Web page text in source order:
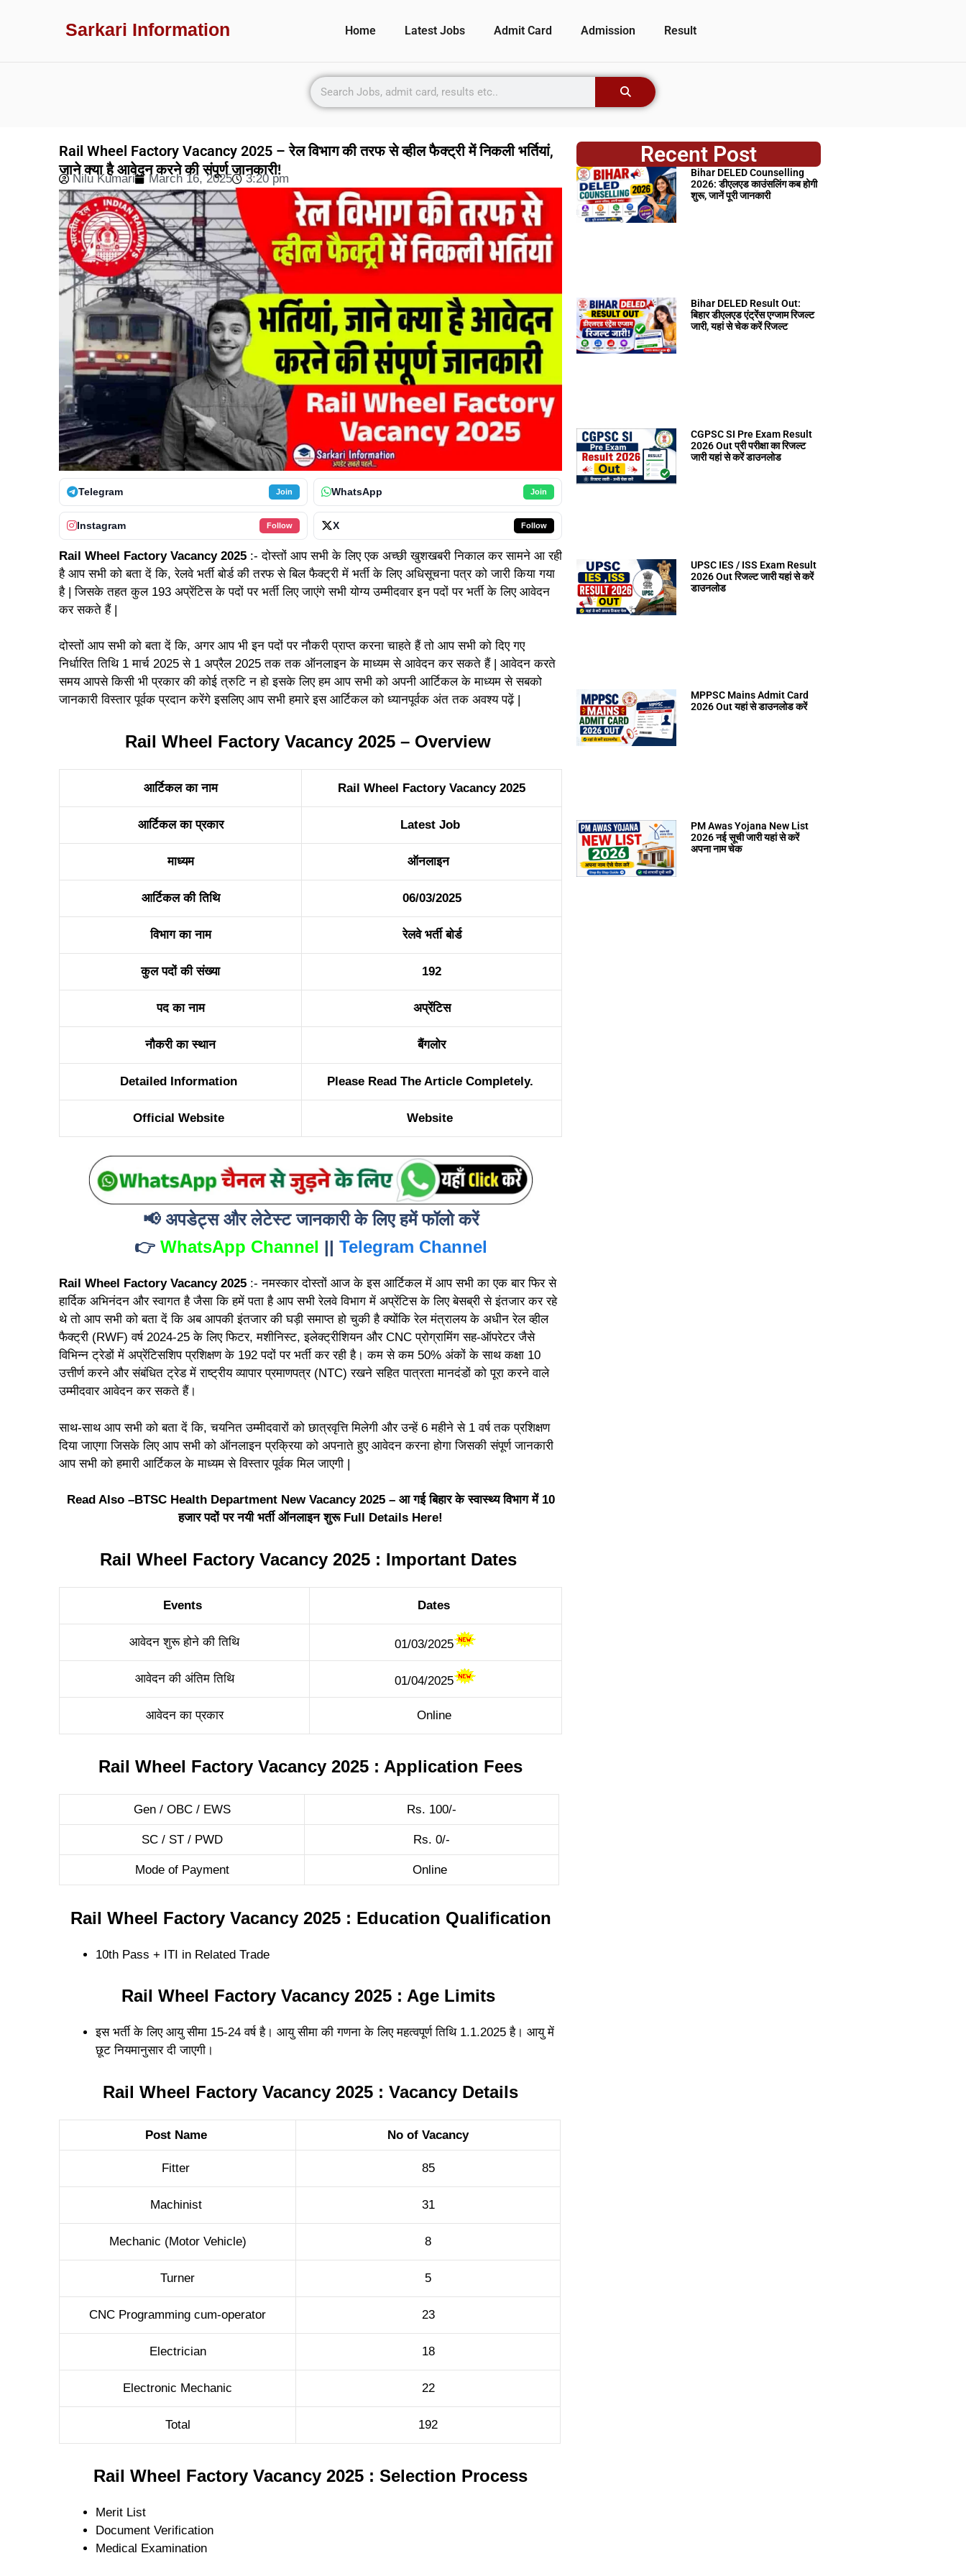
Sarkari Information Home Latest Jobs Admit Card Admission Result
Rail Wheel Factory Vacancy 2025 – रेल विभाग की तरफ से व्हील फैक्ट्री में निकली भर्तियां,
जाने क्या है आवेदन करने की संपूर्ण जानकारी!
Nilu Kumari March 16, 2025 3:20 pm
Telegram Join WhatsApp Join
Instagram Follow X Follow
Rail Wheel Factory Vacancy 2025 :- दोस्तों आप सभी के लिए एक अच्छी खुशखबरी निकाल कर सामने आ रही
है आप सभी को बता दें कि, रेलवे भर्ती बोर्ड की तरफ से बिल फैक्ट्री में भर्ती के लिए अधिसूचना पत्र को जारी किया गया
है | जिसके तहत कुल 193 अप्रेंटिस के पदों पर भर्ती लिए जाएंगे सभी योग्य उम्मीदवार इन पदों पर भर्ती के लिए आवेदन
कर सकते हैं |
दोस्तों आप सभी को बता दें कि, अगर आप भी इन पदों पर नौकरी प्राप्त करना चाहते हैं तो आप सभी को दिए गए
निर्धारित तिथि 1 मार्च 2025 से 1 अप्रैल 2025 तक तक ऑनलाइन के माध्यम से आवेदन कर सकते हैं | आवेदन करते
समय आपसे किसी भी प्रकार की कोई त्रुटि न हो इसके लिए हम आप सभी को अपनी आर्टिकल के माध्यम से सबको
जानकारी विस्तार पूर्वक प्रदान करेंगे इसलिए आप सभी हमारे इस आर्टिकल को ध्यानपूर्वक अंत तक अवश्य पढ़ें |
Rail Wheel Factory Vacancy 2025 – Overview
आर्टिकल का नाम Rail Wheel Factory Vacancy 2025
आर्टिकल का प्रकार Latest Job
माध्यम ऑनलाइन
आर्टिकल की तिथि 06/03/2025
विभाग का नाम रेलवे भर्ती बोर्ड
कुल पदों की संख्या 192
पद का नाम अप्रेंटिस
नौकरी का स्थान बैंगलोर
Detailed Information Please Read The Article Completely.
Official Website Website
📢 अपडेट्स और लेटेस्ट जानकारी के लिए हमें फॉलो करें
👉 WhatsApp Channel || Telegram Channel
Rail Wheel Factory Vacancy 2025 :- नमस्कार दोस्तों आज के इस आर्टिकल में आप सभी का एक बार फिर से
हार्दिक अभिनंदन और स्वागत है जैसा कि हमें पता है आप सभी रेलवे विभाग में अप्रेंटिस के लिए बेसब्री से इंतजार कर रहे
थे तो आप सभी को बता दें कि अब आपकी इंतजार की घड़ी समाप्त हो चुकी है क्योंकि रेल मंत्रालय के अधीन रेल व्हील
फैक्ट्री (RWF) वर्ष 2024-25 के लिए फिटर, मशीनिस्ट, इलेक्ट्रीशियन और CNC प्रोग्रामिंग सह-ऑपरेटर जैसे
विभिन्न ट्रेडों में अप्रेंटिसशिप प्रशिक्षण के 192 पदों पर भर्ती कर रही है। कम से कम 50% अंकों के साथ कक्षा 10
उत्तीर्ण करने और संबंधित ट्रेड में राष्ट्रीय व्यापार प्रमाणपत्र (NTC) रखने सहित पात्रता मानदंडों को पूरा करने वाले
उम्मीदवार आवेदन कर सकते हैं।
साथ-साथ आप सभी को बता दें कि, चयनित उम्मीदवारों को छात्रवृत्ति मिलेगी और उन्हें 6 महीने से 1 वर्ष तक प्रशिक्षण
दिया जाएगा जिसके लिए आप सभी को ऑनलाइन प्रक्रिया को अपनाते हुए आवेदन करना होगा जिसकी संपूर्ण जानकारी
आप सभी को हमारी आर्टिकल के माध्यम से विस्तार पूर्वक मिल जाएगी |
Read Also –BTSC Health Department New Vacancy 2025 – आ गई बिहार के स्वास्थ्य विभाग में 10
हजार पदों पर नयी भर्ती ऑनलाइन शुरू Full Details Here!
Rail Wheel Factory Vacancy 2025 : Important Dates
Events Dates
आवेदन शुरू होने की तिथि 01/03/2025
आवेदन की अंतिम तिथि 01/04/2025
आवेदन का प्रकार Online
Rail Wheel Factory Vacancy 2025 : Application Fees
Gen / OBC / EWS Rs. 100/-
SC / ST / PWD Rs. 0/-
Mode of Payment Online
Rail Wheel Factory Vacancy 2025 : Education Qualification
10th Pass + ITI in Related Trade
Rail Wheel Factory Vacancy 2025 : Age Limits
इस भर्ती के लिए आयु सीमा 15-24 वर्ष है। आयु सीमा की गणना के लिए महत्वपूर्ण तिथि 1.1.2025 है। आयु में
छूट नियमानुसार दी जाएगी।
Rail Wheel Factory Vacancy 2025 : Vacancy Details
Post Name No of Vacancy
Fitter 85
Machinist 31
Mechanic (Motor Vehicle) 8
Turner 5
CNC Programming cum-operator 23
Electrician 18
Electronic Mechanic 22
Total 192
Rail Wheel Factory Vacancy 2025 : Selection Process
Merit List
Document Verification
Medical Examination
Recent Post
Bihar DELED Counselling
2026: डीएलएड काउंसलिंग कब होगी
शुरू, जानें पूरी जानकारी
Bihar DELED Result Out:
बिहार डीएलएड एंट्रेंस एग्जाम रिजल्ट
जारी, यहां से चेक करें रिजल्ट
CGPSC SI Pre Exam Result
2026 Out प्री परीक्षा का रिजल्ट
जारी यहां से करें डाउनलोड
UPSC IES / ISS Exam Result
2026 Out रिजल्ट जारी यहां से करें
डाउनलोड
MPPSC Mains Admit Card
2026 Out यहां से डाउनलोड करें
PM Awas Yojana New List
2026 नई सूची जारी यहां से करें
अपना नाम चेक